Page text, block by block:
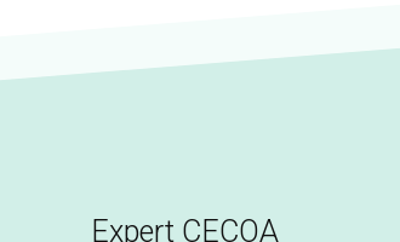
Expert CECOA